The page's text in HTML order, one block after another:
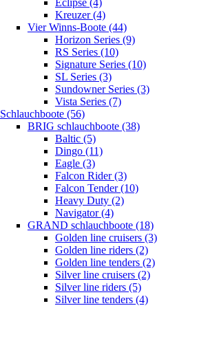
Kreuzer (4)
Vier Winns-Boote (44)
Horizon Series (9)
RS Series (10)
Signature Series (10)
SL Series (3)
Sundowner Series (3)
Vista Series (7)
Schlauchboote (56)
BRIG schlauchboote (38)
Baltic (5)
Dingo (11)
Eagle (3)
Falcon Rider (3)
Falcon Tender (10)
Heavy Duty (2)
Navigator (4)
GRAND schlauchboote (18)
Golden line cruisers (3)
Golden line riders (2)
Golden line tenders (2)
Silver line cruisers (2)
Silver line riders (5)
Silver line tenders (4)